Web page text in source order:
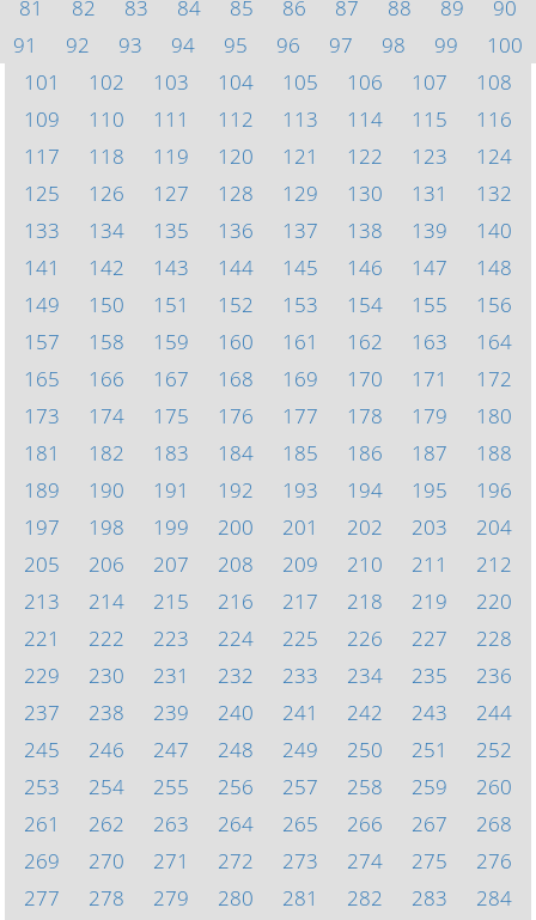
81
82 83 84 85 86 87 88 89
90
91
92 93 94 95 96 97 98 99
100
101
102 103 104 105 106 107
108
109
110 111 112 113 114 115
116
117
118 119 120 121 122 123
124
125
126 127 128 129 130 131
132
133
134 135 136 137 138 139
140
141
142 143 144 145 146 147
148
149
150 151 152 153 154 155
156
157
158 159 160 161 162 163
164
165
166 167 168 169 170 171
172
173
174 175 176 177 178 179
180
181
182 183 184 185 186 187
188
189
190 191 192 193 194 195
196
197
198 199 200 201 202 203
204
205
206 207 208 209 210 211
212
213
214 215 216 217 218 219
220
221
222 223 224 225 226 227
228
229
230 231 232 233 234 235
236
237
238 239 240 241 242 243
244
245
246 247 248 249 250 251
252
253
254 255 256 257 258 259
260
261
262 263 264 265 266 267
268
269
270 271 272 273 274 275
276
277
278 279 280 281 282 283
284